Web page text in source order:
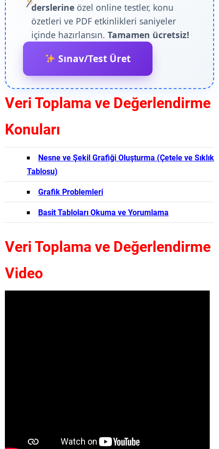
derslerine özel online testler, konu
özetleri ve PDF etkinlikleri saniyeler
içinde hazırlansın.Tamamen ücretsiz!
Sınav/Test Üret
Veri Toplama ve Değerlendirme
Konuları
Nesne ve Şekil Grafiği Oluşturma (Çetele ve Sıklık
Tablosu)
Grafik Problemleri
Basit Tabloları Okuma ve Yorumlama
Veri Toplama ve Değerlendirme
Video